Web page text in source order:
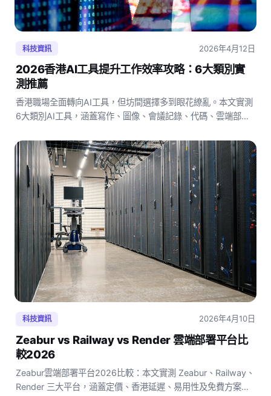
科技資訊 2026年4月12日
2026香港AI工具提升工作效率攻略：6大類別實
測推薦
香港職場全面轉向AI工具，但坊間選擇多到眼花繚亂。本文實測
6大類別AI工具，涵蓋寫作、圖像、會議記錄、代碼、雲端部署
2026年快速提升工作效率。
科技資訊 2026年4月10日
Zeabur vs Railway vs Render 雲端部署平台比
較2026
Zeabur雲端部署平台2026比較：本文實測 Zeabur、Railway、
Render 三大平台，涵蓋定價、香港延遲、易用性及免費方案，